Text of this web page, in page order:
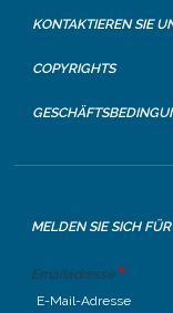
KONTAKTIEREN SIE
COPYRIGHTS
MELDEN SIE SICH
Emailadresse